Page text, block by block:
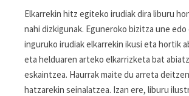
Elkarrekin hitz egiteko irudiak dira liburu
nahi dizkigunak. Eguneroko bizitza une
inguruko irudiak elkarrekin ikusi eta hortik
eta helduaren arteko elkarrizketa bat
eskaintzea. Haurrak maite du arreta
hatzarekin seinalatzea. Izan ere, liburu